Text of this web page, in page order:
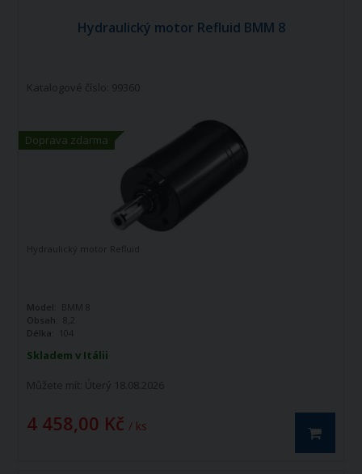
Hydraulický motor Refluid BMM 8
Doprava zdarma
Katalogové číslo: 99360
Skladem v Itálii
Můžete mít: Úterý 18.08.2026
4 458,00 Kč / ks
Hydraulický motor Refluid
Model: BMM 8
Obsah:
Délka:
104